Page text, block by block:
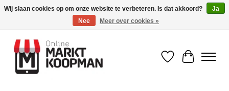
Voor 15:00 besteld, morgen in huis!
Verlanglijst
Wij slaan cookies op om onze website te verbeteren. Is dat akkoord?
Ja
Nee
Meer over cookies »